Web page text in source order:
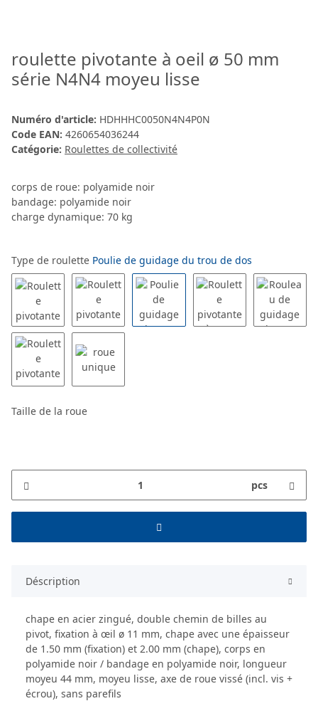
roulette pivotante à oeil ø 50 mm
série N4N4 moyeu lisse
Numéro d'article: HDHHHC0050N4N4P0N
Code EAN: 4260654036244
Catégorie: Roulettes de collectivité
corps de roue: polyamide noir
bandage: polyamide noir
charge dynamique: 70 kg
Type de roulette Poulie de guidage du trou de dos
Taille de la roue
pcs
Déscription
chape en acier zingué, double chemin de billes au
pivot, fixation à œil ø 11 mm, chape avec une épaisseur
de 1.50 mm (fixation) et 2.00 mm (chape), corps en
polyamide noir / bandage en polyamide noir, longueur
moyeu 44 mm, moyeu lisse, axe de roue vissé (incl. vis +
écrou), sans parefils